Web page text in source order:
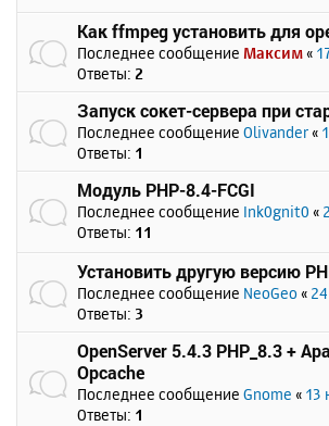
Как ffmpeg установить для
Последнее сообщение Максим «
Ответы: 2
Запуск сокет-сервера при
Последнее сообщение Olivander «
Ответы: 1
Модуль PHP-8.4-FCGI
Последнее сообщение Ink0gnit0 «
Ответы: 11
Установить другую версию
Последнее сообщение NeoGeo «
Ответы: 3
OpenServer 5.4.3 PHP_8.3 +
Opcache
Последнее сообщение Gnome « 13
Ответы: 1